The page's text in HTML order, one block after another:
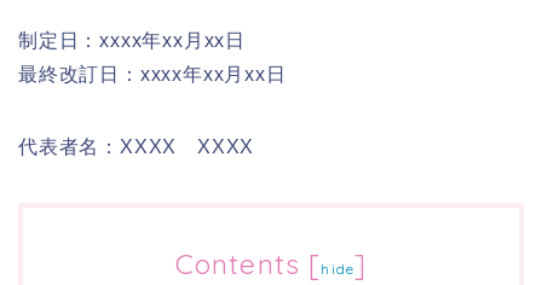
制定日：xxxx年xx月xx日
最終改訂日：xxxx年xx月xx日
代表者名：XXXX XXXX
Contents [ hide]